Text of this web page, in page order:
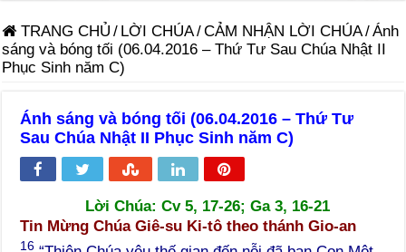
TRANG CHỦ / LỜI CHÚA/CẢM NHẬN LỜI CHÚA/Ánh
sáng và bóng tối (06.04.2016 – Thứ Tư Sau Chúa Nhật II
Phục Sinh năm C)
Ánh sáng và bóng tối (06.04.2016 – Thứ Tư
Sau Chúa Nhật II Phục Sinh năm C)
Lời Chúa: Cv 5, 17-26; Ga 3, 16-21
Tin Mừng Chúa Giê-su Ki-tô theo thánh Gio-an
16